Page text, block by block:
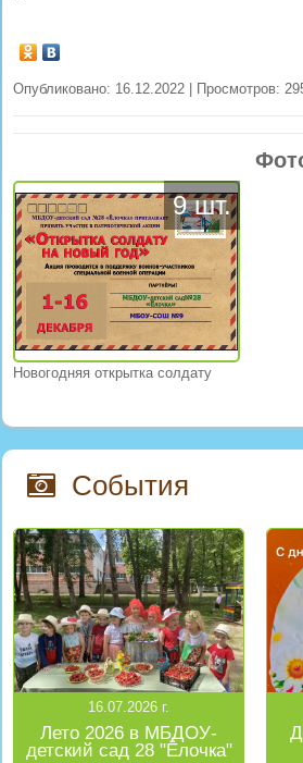
Опубликовано: 16.12.2022 | Просмотров:
9 шт.
Новогодняя открытка солдату
События
16.07.2026 г.
Лето 2026 в МБДОУ-
детский сад 28 "Ёлочка"